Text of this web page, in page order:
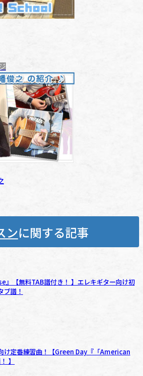
ンに関する記事
【無料TAB譜付き！ 】エレキギター向け初
ブ譜！
け定番練習曲！【Green Day『「American
】